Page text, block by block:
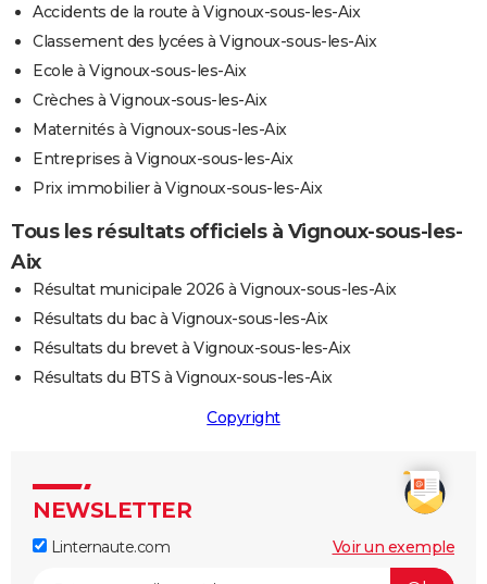
Accidents de la route à Vignoux-sous-les-Aix
Classement des lycées à Vignoux-sous-les-Aix
Ecole à Vignoux-sous-les-Aix
Crèches à Vignoux-sous-les-Aix
Maternités à Vignoux-sous-les-Aix
Entreprises à Vignoux-sous-les-Aix
Prix immobilier à Vignoux-sous-les-Aix
Tous les résultats officiels à Vignoux-sous-les-
Aix
Résultat municipale 2026 à Vignoux-sous-les-Aix
Résultats du bac à Vignoux-sous-les-Aix
Résultats du brevet à Vignoux-sous-les-Aix
Résultats du BTS à Vignoux-sous-les-Aix
Copyright
NEWSLETTER
Linternaute.com Voir un exemple